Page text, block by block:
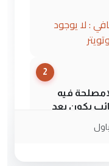
: لا يوجود
2
فيه
يكون بعد